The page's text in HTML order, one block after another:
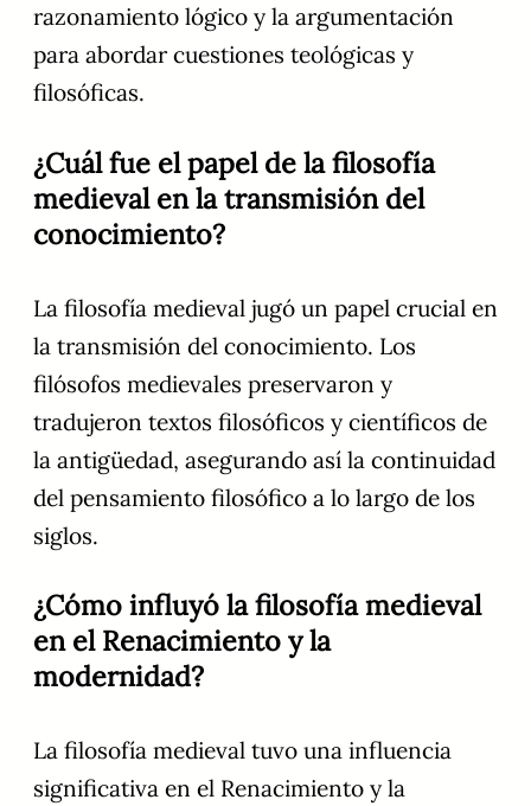
razonamiento lógico y la argumentación
para abordar cuestiones teológicas y
filosóficas.
¿Cuál fue el papel de la filosofía
medieval en la transmisión del
conocimiento?
La filosofía medieval jugó un papel crucial en
la transmisión del conocimiento. Los
filósofos medievales preservaron y
tradujeron textos filosóficos y científicos de
la antigüedad, asegurando así la continuidad
del pensamiento filosófico a lo largo de los
siglos.
¿Cómo influyó la filosofía medieval
en el Renacimiento y la
modernidad?
La filosofía medieval tuvo una influencia
significativa en el Renacimiento y la